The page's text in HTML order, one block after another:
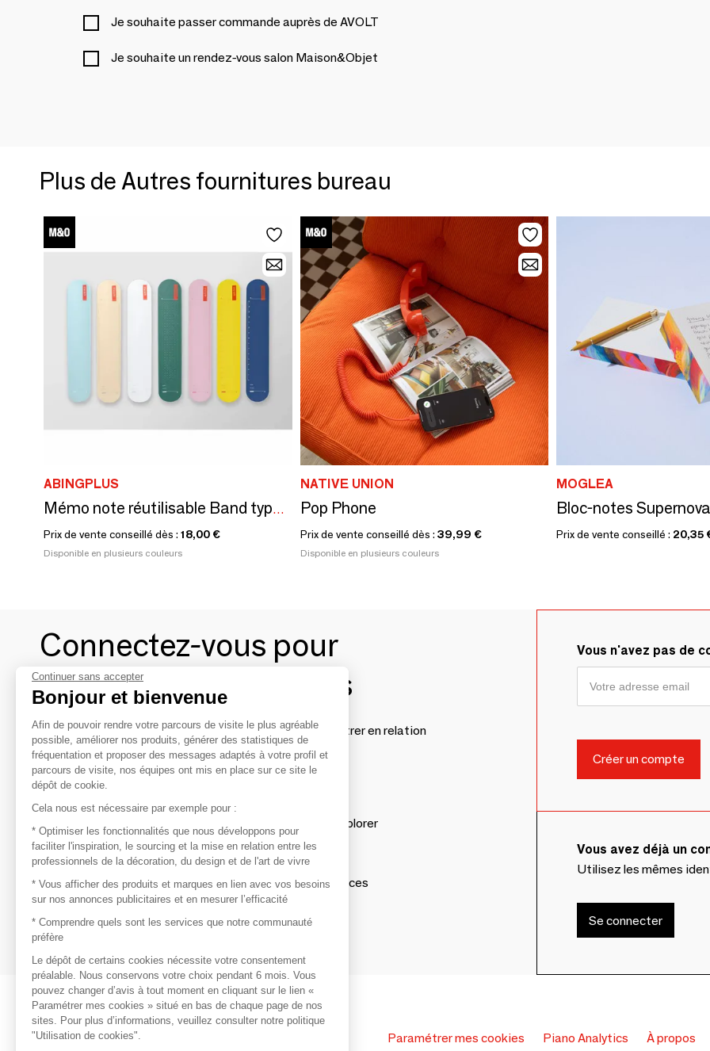
Je souhaite passer commande auprès de AVOLT
Je souhaite un rendez-vous salon Maison&Objet
Plus de Autres fournitures bureau
ABINGPLUS
Mémo note réutilisable Band type pour poignet / Wemo
Prix de vente conseillé dès : 18,00 €
Disponible en plusieurs couleurs
NATIVE UNION
Pop Phone
Prix de vente conseillé dès : 39,99 €
Disponible en plusieurs couleurs
MOGLEA
Bloc-notes
Prix de vente conseillé : 20,35
Connectez-vous pour
contacter les marques
Afin de profiter au mieux de l'expérience MOM et de rentrer en relation
avec vos marques préférées, créez-vous un compte.
Découvrir
Les produits de milliers de fournisseurs à explorer
S'inspirer
Inspiration et sélections de produits tendances
Contacter
Vous n'avez pas de
Vous avez déjà un
Utilisez les mêmes
Se connecter
Paramétrer mes cookies Piano Analytics À propos
Continuer sans accepter
Bonjour et bienvenue
Afin de pouvoir rendre votre parcours de visite le plus agréable
possible, améliorer nos produits, générer des statistiques de
fréquentation et proposer des messages adaptés à votre profil et
parcours de visite, nos équipes ont mis en place sur ce site le
dépôt de cookie.
Cela nous est nécessaire par exemple pour :
* Optimiser les fonctionnalités que nous développons pour
faciliter l'inspiration, le sourcing et la mise en relation entre les
professionnels de la décoration, du design et de l'art de vivre
* Vous afficher des produits et marques en lien avec vos besoins
sur nos annonces publicitaires et en mesurer l’efficacité
* Comprendre quels sont les services que notre communauté
préfère
Le dépôt de certains cookies nécessite votre consentement
préalable. Nous conservons votre choix pendant 6 mois. Vous
pouvez changer d’avis à tout moment en cliquant sur le lien «
Paramétrer mes cookies » situé en bas de chaque page de nos
sites. Pour plus d’informations, veuillez consulter notre politique
"Utilisation de cookies".